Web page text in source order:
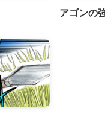
アゴンの